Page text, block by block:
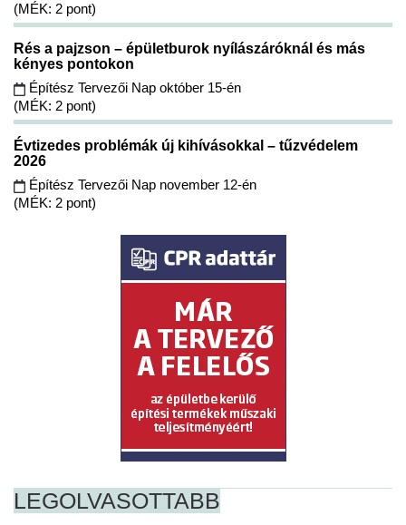
(MÉK: 2 pont)
Rés a pajzson – épületburok nyílászáróknál és más
kényes pontokon
Építész Tervezői Nap október 15-én
(MÉK: 2 pont)
Évtizedes problémák új kihívásokkal – tűzvédelem
2026
Építész Tervezői Nap november 12-én
(MÉK: 2 pont)
LEGOLVASOTTABB